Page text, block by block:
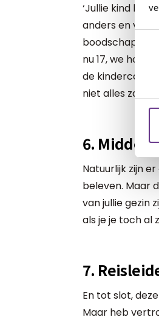
‘Jullie kind
anders en vaak
boodschap aan
nu 17, we
de
niet alles zal
6.
Natuurlijk zijn
beleven. Maar
van jullie gezin
als je je toch al
7.
En tot slot,
Maar heb